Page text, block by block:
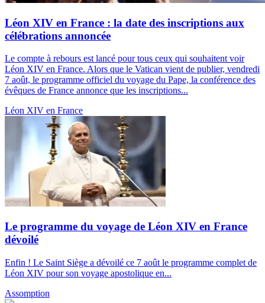
Léon XIV en France : la date des inscriptions aux
célébrations annoncée
Le compte à rebours est lancé pour tous ceux qui souhaitent voir
Léon XIV en France. Alors que le Vatican vient de publier, vendredi
7 août, le programme officiel du voyage du Pape, la conférence des
évêques de France annonce que les inscriptions...
Léon XIV en France
Le programme du voyage de Léon XIV en France
dévoilé
Enfin ! Le Saint Siège a dévoilé ce 7 août le programme complet de
Léon XIV pour son voyage apostolique en...
Assomption